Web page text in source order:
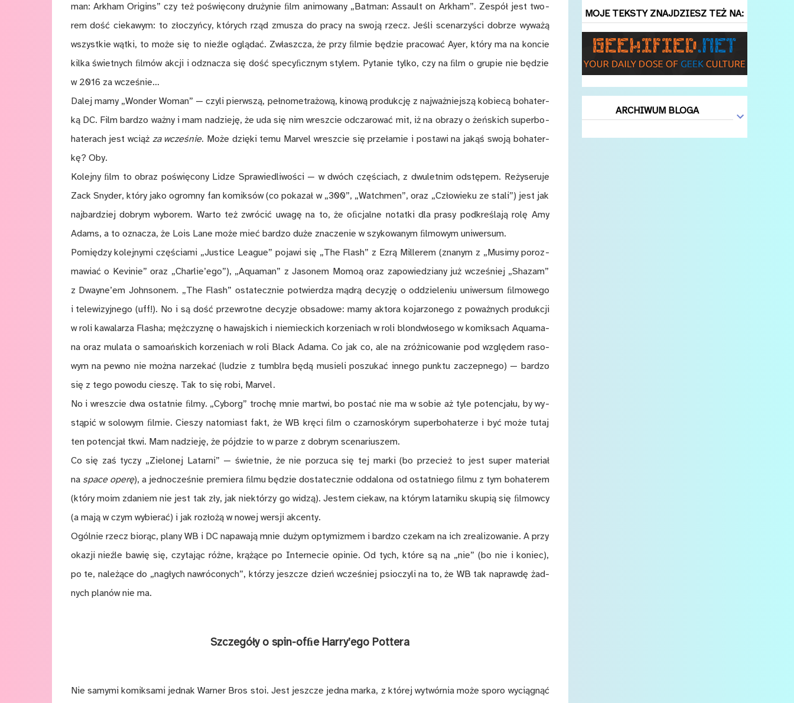
man: Ar­kham Ori­gins” czy też po­świę­co­ny dru­ży­nie ﬁlm ani­mo­wa­ny „Bat­man: Assault on Ar­kham”. Ze­spół jest two­
rem dość cie­ka­wym: to zło­czyń­cy, któ­rych rząd zmu­sza do pra­cy na swo­ją rzecz. Je­śli sce­na­rzy­ści do­brze wy­wa­żą
wszyst­kie wąt­ki, to mo­że się to nie­źle oglą­dać. Zwłasz­cza, że przy ﬁl­mie bę­dzie pra­co­wać Ayer, któ­ry ma na kon­cie
kil­ka świet­nych ﬁl­mów ak­cji i od­zna­cza się dość spe­cy­ﬁcz­nym sty­lem. Py­ta­nie tyl­ko, czy na ﬁlm o gru­pie nie bę­dzie
w 2016 za wcze­śnie…
Da­lej mamy „Won­der Wo­man” — czy­li pierw­szą, peł­no­me­tra­żo­wą, ki­no­wą pro­duk­cję z naj­waż­niej­szą ko­bie­cą bo­ha­ter­
ką DC. Film bar­dzo waż­ny i mam na­dzie­ję, że uda się nim wresz­cie od­cza­ro­wać mit, iż na ob­ra­zy o żeń­skich su­per­bo­
ha­te­rach jest wciąż za wcze­śnie. Mo­że dzię­ki temu Ma­rvel wresz­cie się prze­ła­mie i po­sta­wi na ja­kąś swo­ją bo­ha­ter­
kę? Oby.
Ko­lej­ny ﬁlm to ob­raz po­świę­co­ny Li­dze Spra­wie­dli­woś­ci — w dwóch czę­ściach, z dwu­let­nim od­stę­pem. Re­ży­se­ru­je
Zack Sny­der, któ­ry jako ogrom­ny fan ko­mik­sów (co po­ka­zał w „300”, „Watch­men”, oraz „Czło­wie­ku ze sta­li”) jest jak
naj­bar­dziej do­brym wy­bo­rem. War­to też zwró­cić uwa­gę na to, że oﬁcjal­ne no­tat­ki dla pra­sy pod­kre­śla­ją ro­lę Amy
Adams, a to ozna­cza, że Lois Lane mo­że mieć bar­dzo du­że zna­cze­nie w szy­ko­wa­nym ﬁl­mo­wym uni­wer­sum.
Po­mię­dzy ko­lej­ny­mi czę­ścia­mi „Ju­stice League” po­ja­wi się „The Flash” z Ezrą Mil­le­rem (zna­nym z „Mu­si­my po­roz­
ma­wiać o Ke­vi­nie” oraz „Char­lie’ego”), „Aquaman” z Ja­so­nem Mo­mo­ą oraz za­po­wie­dzia­ny już wcze­śniej „Sha­zam”
z Dwayne’em John­so­nem. „The Flash” osta­tecz­nie po­twier­dza mą­drą de­cy­zję o od­dzie­le­niu uni­wer­sum ﬁl­mo­we­go
i te­le­wi­zyj­ne­go (uff!). No i są dość prze­wrot­ne de­cy­zje ob­sa­do­we: mamy ak­to­ra ko­ja­rzo­ne­go z po­waż­nych pro­duk­cji
w roli ka­wa­la­rza Fla­sha; męż­czy­znę o ha­waj­skich i nie­miec­kich ko­rze­niach w roli blon­d­wło­se­go w ko­mik­sach Aqu­ama­
na oraz mu­la­ta o sa­mo­ań­skich ko­rze­niach w roli Black Ada­ma. Co jak co, ale na zróż­ni­co­wa­nie pod wzglę­dem ra­so­
wym na pew­no nie moż­na na­rze­kać (lu­dzie z tum­bl­ra bę­dą mu­sie­li po­szu­kać in­ne­go punk­tu za­czep­ne­go) — bar­dzo
się z tego po­wo­du cie­szę. Tak to się robi, Ma­rvel.
No i wresz­cie dwa ostat­nie ﬁl­my. „Cy­borg” tro­chę mnie mar­twi, bo po­stać nie ma w so­bie aż tyle po­ten­cja­łu, by wy­
stą­pić w so­lo­wym ﬁl­mie. Cie­szy na­to­miast fakt, że WB krę­ci ﬁlm o czar­no­skó­rym su­per­bo­ha­te­rze i być mo­że tu­taj
ten po­ten­cjał tkwi. Mam na­dzie­ję, że pój­dzie to w pa­rze z do­brym sce­na­riu­szem.
Co się zaś ty­czy „Zie­lo­nej La­tar­ni” — świet­nie, że nie po­rzu­ca się tej mar­ki (bo prze­cież to jest su­per ma­te­riał
na space ope­rę), a jed­no­cze­śnie pre­mie­ra ﬁl­mu bę­dzie do­sta­tecz­nie od­da­lo­na od ostat­nie­go ﬁl­mu z tym bo­ha­te­rem
(k­tó­ry moim zda­niem nie jest tak zły, jak nie­któ­rzy go wi­dzą). Je­stem cie­kaw, na któ­rym la­tar­ni­ku sku­pią się ﬁl­mow­cy
(a ma­ją w czym wy­bie­rać) i jak roz­ło­żą w no­wej wer­sji ak­cen­ty.
Ogól­nie rzecz bio­rąc, pla­ny WB i DC na­pa­wa­ją mnie du­żym opty­mi­zmem i bar­dzo cze­kam na ich zre­ali­zo­wa­nie. A przy
oka­zji nie­źle ba­wię się, czy­ta­jąc róż­ne, krą­żą­ce po In­ter­ne­cie opi­nie. Od tych, któ­re są na „nie” (bo nie i ko­niec),
po te, na­le­żą­ce do „na­głych na­wró­co­nych”, któ­rzy jesz­cze dzień wcze­śniej psio­czy­li na to, że WB tak na­praw­dę żad­
nych pla­nów nie ma.
Szcze­gó­ły o spi­n-o­fﬁe Har­ry­’e­go Pot­te­ra
Nie sa­my­mi ko­mik­sa­mi jed­nak War­ner Bros stoi. Jest jesz­cze jed­na mar­ka, z któ­rej wy­twór­nia mo­że spo­ro wy­cią­gnąć
MOJE TEKSTY ZNAJDZIESZ TEŻ NA:
ARCHIWUM BLOGA